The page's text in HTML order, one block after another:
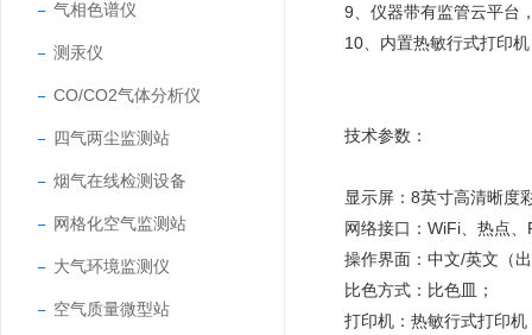
气相色谱仪
测汞仪
CO/CO2气体分析仪
四气两尘监测站
烟气在线检测设备
网格化空气监测站
大气环境监测仪
空气质量微型站
9、仪器带有监管云平台
10、内置热敏行式打印
技术参数：
显示屏：8英寸高清晰度
网络接口：WiFi、热点、
操作界面：中文/英文（
比色方式：比色皿；
打印机：热敏行式打印机